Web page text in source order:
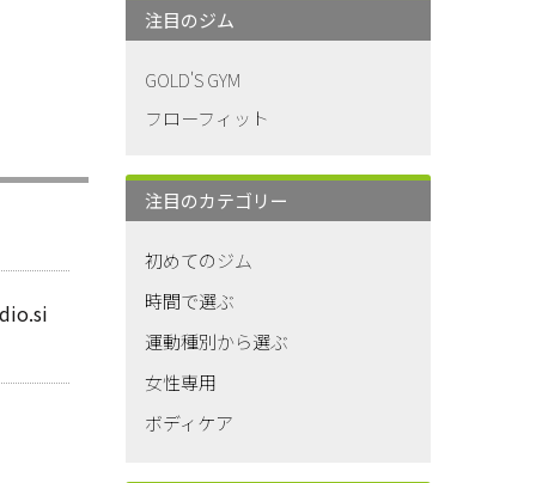
注目のジム
GOLD'S GYM
フローフィット
注目のカテゴリー
初めてのジム
時間で選ぶ
運動種別から選ぶ
女性専用
ボディケア